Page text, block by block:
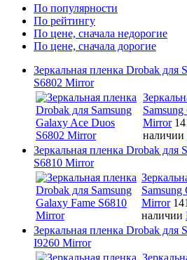
По популярности
По рейтингу
По цене, сначала недорогие
По цене, сначала дорогие
Зеркальная пленка Drobak для
S6802 Mirror
Mirror
наличии
Зеркальная пленка Drobak для
S6810 Mirror
Samsung
Mirror
наличии
Зеркальная пленка Drobak для
I9260 Mirror